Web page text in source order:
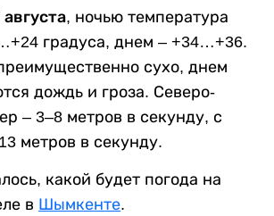
ночью температура
градуса, днем – +34…+36.
сухо, днем
дождь и гроза. Северо-
– 3–8 метров в секунду, с
метров в секунду.
какой будет погода на
в Шымкенте.